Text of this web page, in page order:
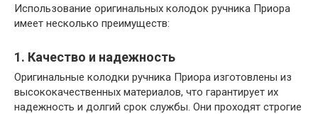
Использование оригинальных колодок ручника Приора
имеет несколько преимуществ:
1. Качество и надежность
Оригинальные колодки ручника Приора изготовлены из
высококачественных материалов, что гарантирует их
надежность и долгий срок службы. Они проходят строгие